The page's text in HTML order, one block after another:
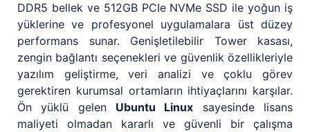
DDR5 bellek ve 512GB PCIe NVMe SSD ile yoğun iş
yüklerine ve profesyonel uygulamalara üst düzey
performans sunar. Genişletilebilir Tower kasası,
zengin bağlantı seçenekleri ve güvenlik özellikleriyle
yazılım geliştirme, veri analizi ve çoklu görev
gerektiren kurumsal ortamların ihtiyaçlarını karşılar.
Ön yüklü gelen Ubuntu Linux sayesinde lisans
maliyeti olmadan kararlı ve güvenli bir çalışma